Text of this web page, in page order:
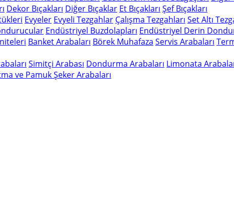
Dekor Bıçakları Diğer Bıçaklar Et Bıçakları Şef Bıçakları
Evyeler Evyeli Tezgahlar Çalışma Tezgahları Set Altı
Endüstriyel Buzdolapları Endüstriyel Derin
Banket Arabaları Börek Muhafaza Servis Arabaları
Simitçi Arabası Dondurma Arabaları Limonata
ve Pamuk Şeker Arabaları